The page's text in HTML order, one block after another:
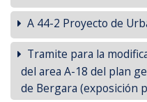
A 44-2 Proyecto de
Tramite para la
del area A-18 del plan
de Bergara (exposición